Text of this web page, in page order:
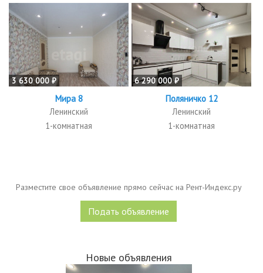
3 630 000 ₽
Мира 8
Ленинский
1-комнатная
6 290 000 ₽
Поляничко 12
Ленинский
1-комнатная
Разместите свое объявление прямо сейчас на Рент-Индекс.ру
Подать объявление
Новые объявления